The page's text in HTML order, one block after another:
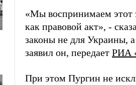
«Мы воспринимаем этот
как правовой акт», -
законы не для Украины,
заявил он, передает РИА
При этом Пургин не